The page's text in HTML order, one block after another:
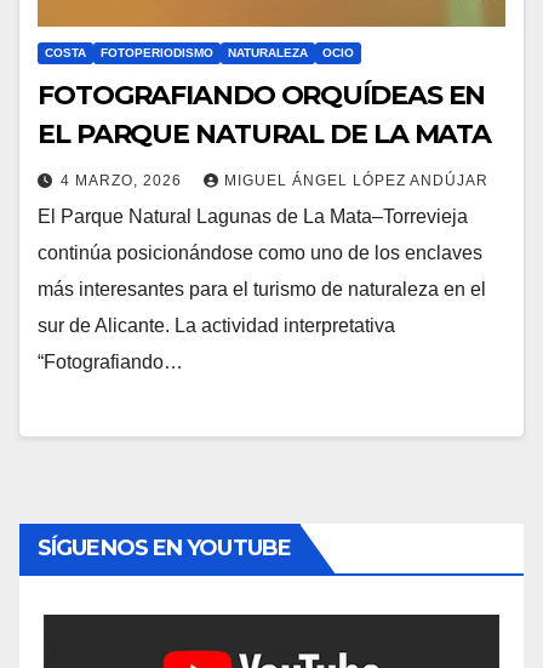
COSTA FOTOPERIODISMO NATURALEZA OCIO
FOTOGRAFIANDO ORQUÍDEAS EN
EL PARQUE NATURAL DE LA MATA
4 MARZO, 2026 MIGUEL ÁNGEL LÓPEZ ANDÚJAR
El Parque Natural Lagunas de La Mata–Torrevieja
continúa posicionándose como uno de los enclaves
más interesantes para el turismo de naturaleza en el
sur de Alicante. La actividad interpretativa
“Fotografiando…
SÍGUENOS EN YOUTUBE